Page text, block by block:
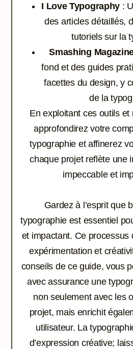
I Love Typography :
des articles détaillés,
tutoriels sur la
Smashing
fond et des guides
facettes du design, y
de la
En exploitant ces outils
approfondirez votre
typographie et affinerez
chaque projet reflète une
impeccable et
Gardez à l’esprit que
typographie est essentiel
et impactant. Ce processus
expérimentation et
conseils de ce guide, vous
avec assurance une
non seulement avec les
projet, mais enrichit
utilisateur. La
d’expression créative;